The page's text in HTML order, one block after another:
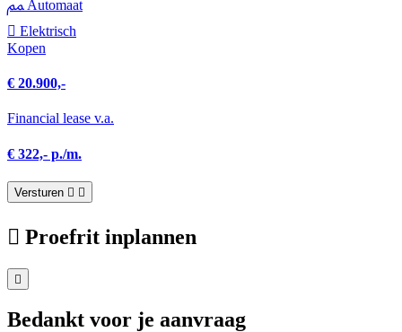
Automaat
Elektrisch
Kopen
€ 20.900,-
Financial lease v.a.
€ 322,- p./m.
Versturen
Proefrit inplannen
Bedankt voor je aanvraag